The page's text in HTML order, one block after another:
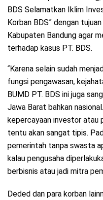
BDS Selamatkan Iklim
Korban BDS” dengan
Kabupaten Bandung agar
terhadap kasus PT. BDS.
“Karena selain sudah
fungsi pengawasan,
BUMD PT. BDS ini juga
Jawa Barat bahkan
kepercayaan investor atau
tentu akan sangat tipis.
pemerintah tanpa swasta
kalau pengusaha
berbisnis atau jadi mitra
Deded dan para korban